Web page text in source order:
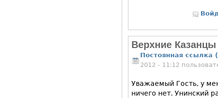
Верхние Казанцы
Постоянная ссылка
2012 - 11:12
Уважаемый Гость, у
ничего нет. Унинский